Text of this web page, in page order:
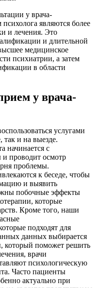
у врача-
являются более
и лечения. Это
и длительной
медицинское
психиатрии, а затем
в области
у врача-
услугами
так и на выезде.
начинается с
и проводит осмотр
проблемы.
к беседе, чтобы
и выявить
побочные эффекты
которые
Кроме того, наши
подходят для
данных выбирается
который поможет решить
врачи
психологическую
Часто пациенты
актуально при